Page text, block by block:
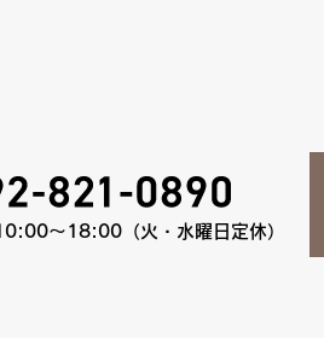
〜18:00（火・水曜日定休）